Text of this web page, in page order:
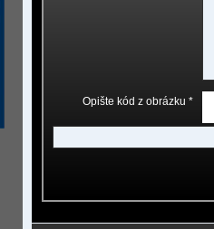
Opište kód z obrázku *